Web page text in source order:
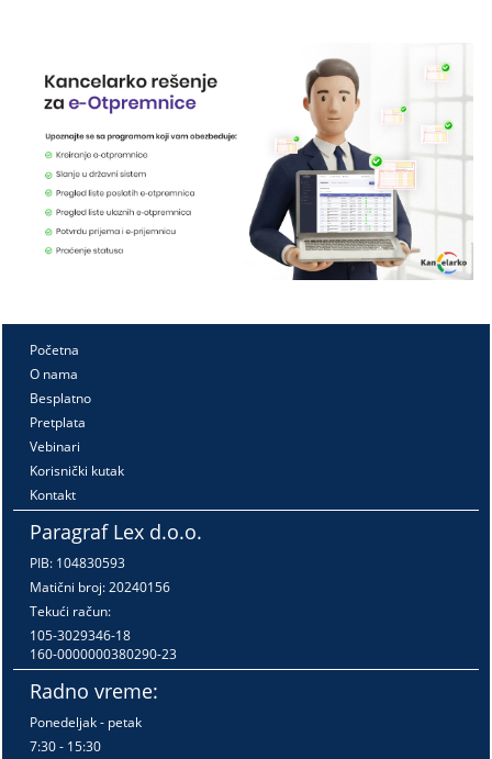
Početna
O nama
Besplatno
Pretplata
Vebinari
Korisnički kutak
Kontakt
Paragraf Lex d.o.o.
PIB: 104830593
Matični broj: 20240156
Tekući račun:
105-3029346-18
160-0000000380290-23
Radno vreme:
Ponedeljak - petak
7:30 - 15:30